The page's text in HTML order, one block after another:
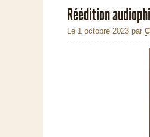
Réédition
Le 1 octobre 2023 par